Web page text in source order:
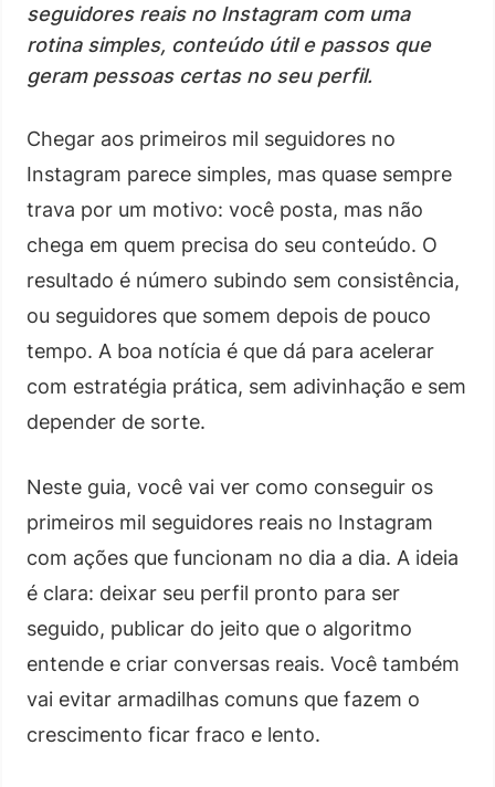
seguidores reais no Instagram com uma
rotina simples, conteúdo útil e passos que
geram pessoas certas no seu perfil.
Chegar aos primeiros mil seguidores no
Instagram parece simples, mas quase sempre
trava por um motivo: você posta, mas não
chega em quem precisa do seu conteúdo. O
resultado é número subindo sem consistência,
ou seguidores que somem depois de pouco
tempo. A boa notícia é que dá para acelerar
com estratégia prática, sem adivinhação e sem
depender de sorte.
Neste guia, você vai ver como conseguir os
primeiros mil seguidores reais no Instagram
com ações que funcionam no dia a dia. A ideia
é clara: deixar seu perfil pronto para ser
seguido, publicar do jeito que o algoritmo
entende e criar conversas reais. Você também
vai evitar armadilhas comuns que fazem o
crescimento ficar fraco e lento.